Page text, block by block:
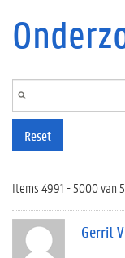
Reset
Items 4991 - 5000 van
Gerrit